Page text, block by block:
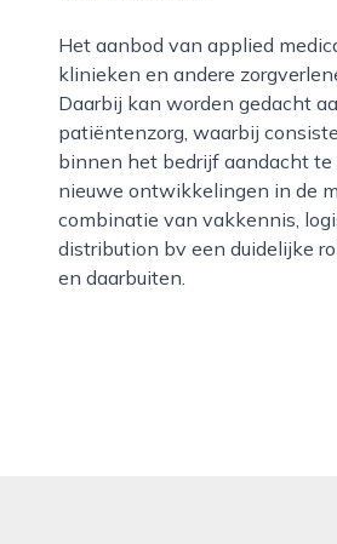
Het aanbod van applied medical distribution bv sluit aan bij de behoeften van ziekenhuizen,
klinieken en andere
Daarbij kan worden gedacht
patiëntenzorg, waarbij
binnen het bedrijf aandacht
nieuwe ontwikkelingen in de
combinatie van vakkennis,
distribution bv een duidelijke
en daarbuiten.